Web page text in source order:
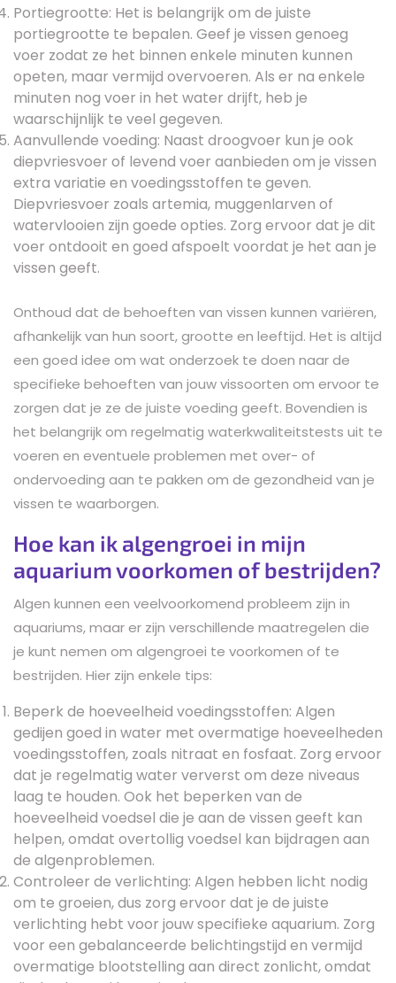
Portiegrootte: Het is belangrijk om de juiste
portiegrootte te bepalen. Geef je vissen genoeg
voer zodat ze het binnen enkele minuten kunnen
opeten, maar vermijd overvoeren. Als er na enkele
minuten nog voer in het water drijft, heb je
waarschijnlijk te veel gegeven.
Aanvullende voeding: Naast droogvoer kun je ook
diepvriesvoer of levend voer aanbieden om je vissen
extra variatie en voedingsstoffen te geven.
Diepvriesvoer zoals artemia, muggenlarven of
watervlooien zijn goede opties. Zorg ervoor dat je dit
voer ontdooit en goed afspoelt voordat je het aan je
vissen geeft.
Onthoud dat de behoeften van vissen kunnen variëren,
afhankelijk van hun soort, grootte en leeftijd. Het is altijd
een goed idee om wat onderzoek te doen naar de
specifieke behoeften van jouw vissoorten om ervoor te
zorgen dat je ze de juiste voeding geeft. Bovendien is
het belangrijk om regelmatig waterkwaliteitstests uit te
voeren en eventuele problemen met over- of
ondervoeding aan te pakken om de gezondheid van je
vissen te waarborgen.
Hoe kan ik algengroei in mijn
aquarium voorkomen of bestrijden?
Algen kunnen een veelvoorkomend probleem zijn in
aquariums, maar er zijn verschillende maatregelen die
je kunt nemen om algengroei te voorkomen of te
bestrijden. Hier zijn enkele tips:
Beperk de hoeveelheid voedingsstoffen: Algen
gedijen goed in water met overmatige hoeveelheden
voedingsstoffen, zoals nitraat en fosfaat. Zorg ervoor
dat je regelmatig water ververst om deze niveaus
laag te houden. Ook het beperken van de
hoeveelheid voedsel die je aan de vissen geeft kan
helpen, omdat overtollig voedsel kan bijdragen aan
de algenproblemen.
Controleer de verlichting: Algen hebben licht nodig
om te groeien, dus zorg ervoor dat je de juiste
verlichting hebt voor jouw specifieke aquarium. Zorg
voor een gebalanceerde belichtingstijd en vermijd
overmatige blootstelling aan direct zonlicht, omdat